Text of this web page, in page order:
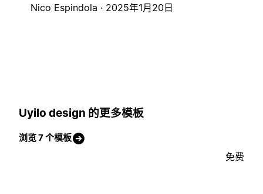
Nico Espindola · 2025年1月20日
Uyilo design 的更多模板
浏览 7 个模板
免费